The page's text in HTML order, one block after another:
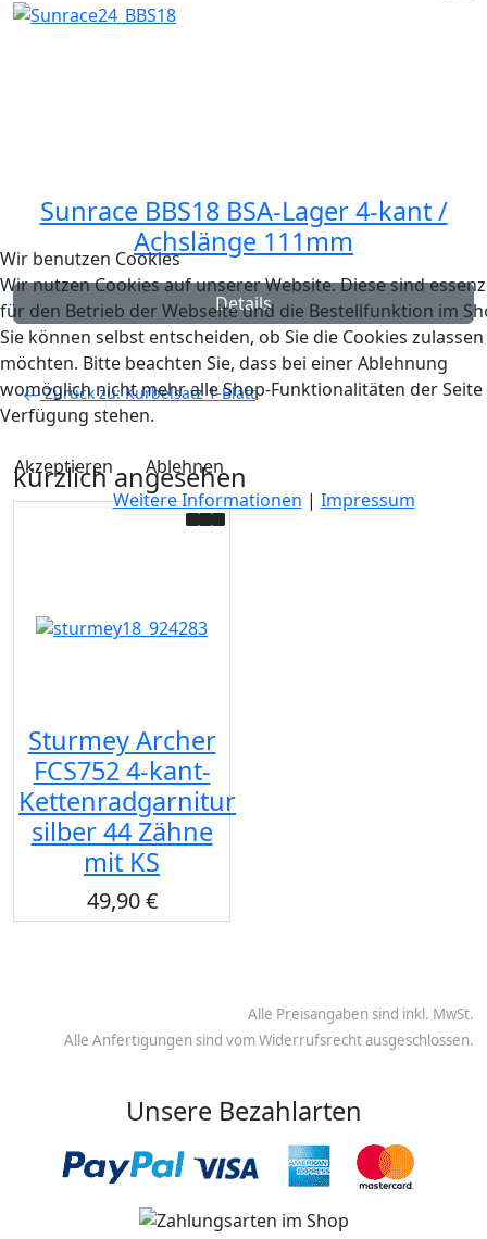
Sunrace BBS18 BSA-Lager 4-kant /
Achslänge 111mm
Details
Zurück zu: Kurbelsatz 1-Blatt
kürzlich angesehen
Sturmey Archer
FCS752 4-kant-
Kettenradgarnitur
silber 44 Zähne
mit KS
49,90 €
Alle Preisangaben sind inkl. MwSt.
Alle Anfertigungen sind vom Widerrufsrecht ausgeschlossen.
Unsere Bezahlarten
Wir benutzen Cookies
Wir nutzen Cookies auf unserer Website. Diese sind
für den Betrieb der Webseite und die Bestellfunktion im
Sie können selbst entscheiden, ob Sie die Cookies zulassen
möchten. Bitte beachten Sie, dass bei einer Ablehnung
womöglich nicht mehr alle Shop-Funktionalitäten der
Verfügung stehen.
Akzeptieren
Ablehnen
Weitere Informationen | Impressum